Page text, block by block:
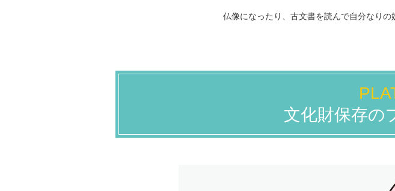
仏像になったり、古文書を読んで自分なりの
文化財保存の